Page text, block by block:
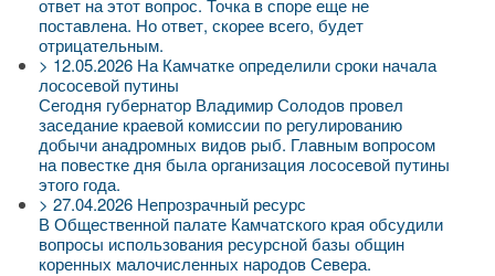
ответ на этот вопрос. Точка в споре еще не
поставлена. Но ответ, скорее всего, будет
отрицательным.
> 12.05.2026 На Камчатке определили сроки начала
лососевой путины
Сегодня губернатор Владимир Солодов провел
заседание краевой комиссии по регулированию
добычи анадромных видов рыб. Главным вопросом
на повестке дня была организация лососевой путины
этого года.
> 27.04.2026 Непрозрачный ресурс
В Общественной палате Камчатского края обсудили
вопросы использования ресурсной базы общин
коренных малочисленных народов Севера.